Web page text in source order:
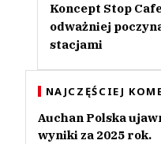
Koncept Stop
odważniej
stacjami
NAJCZĘŚCIEJ
Auchan Polska
wyniki za 2025 rok.